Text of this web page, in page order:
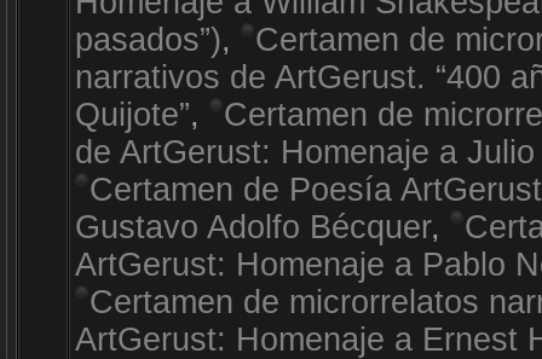
pasados”),
Certamen de
narrativos de ArtGerust. “400
Quijote”,
Certamen de
de ArtGerust: Homenaje a
Certamen de Poesía
Gustavo Adolfo Bécquer,
ArtGerust: Homenaje a Pablo
Certamen de microrrelatos
ArtGerust: Homenaje a Ernest